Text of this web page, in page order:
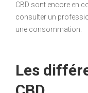
CBD sont encore en
consulter un
une consommation.
Les